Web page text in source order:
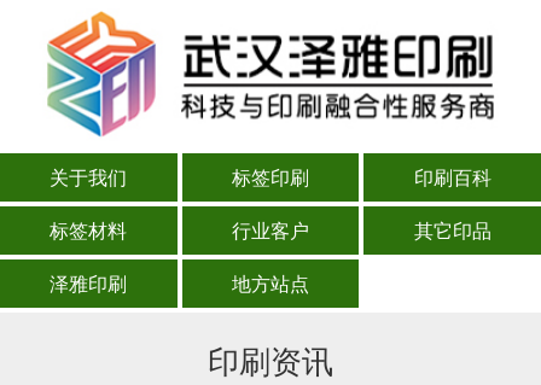
关于我们 标签印刷
印刷百科
标签材料
行业客户
其它印品
泽雅印刷
地方站点
印刷资讯